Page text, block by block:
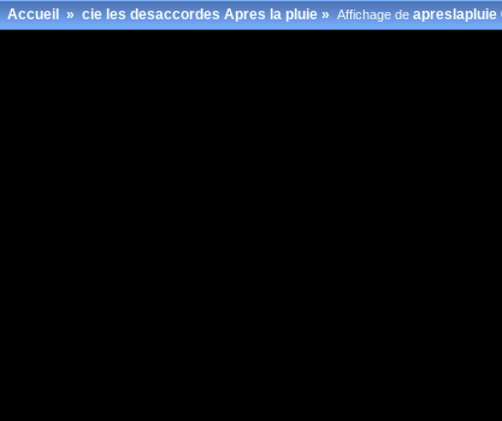
Accueil»cie les desaccordes Apres la pluie»Affichage deapreslapluie